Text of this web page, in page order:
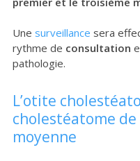
Une surveillance sera
rythme de consultation
pathologie.
L’otite
cholestéatome de
moyenne